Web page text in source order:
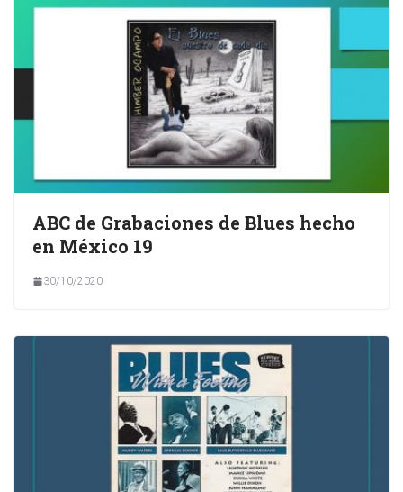
ABC de Grabaciones de Blues hecho
en México 19
30/10/2020